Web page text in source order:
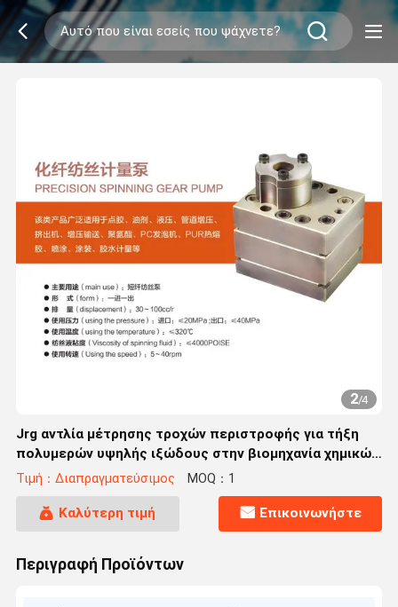
2/4
Jrg αντλία μέτρησης τροχών περιστροφής για τήξη
πολυμερών υψηλής ιξώδους στην βιομηχανία χημικών
ινών και επικαλύψεων
Τιμή：Διαπραγματεύσιμος MOQ：1
Καλύτερη τιμή Επικοινωνήστε
Περιγραφή Προϊόντων